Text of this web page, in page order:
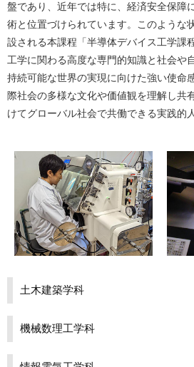
盤であり、近年では特に、経済安全保障
術と位置づけられています。このような
設される本課程「半導体デバイス工学課
工学に関わる高度な専門的知識と社会や
持続可能な世界の実現に向けた強い使命
際社会の多様な文化や価値観を理解し共
けてグローバル社会で共働できる実践的
土木建築学科
機械数理工学科
土木建築学科
機械数理工学科
情報電気工学
材料・応用化
半導体デバイ
取得資格
入試情報
学生活動
国際交流
施設紹介
お知らせ